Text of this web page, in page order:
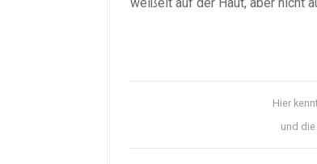
Hier
und